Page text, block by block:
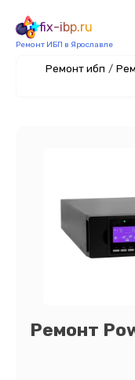
fix-ibp.ru
Ремонт ИБП в Ярославле
Ремонт ибп /
Ремонт